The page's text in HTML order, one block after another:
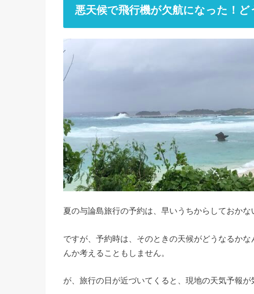
悪天候で飛行機が欠航になった！ど
夏の与論島旅行の予約は、早いうちからしておかな
ですが、予約時は、そのときの天候がどうなるか
んか考えることもしません。
が、旅行の日が近づいてくると、現地の天気予報が